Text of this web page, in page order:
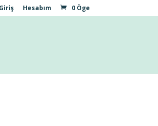
Giriş Hesabım 0 Öge